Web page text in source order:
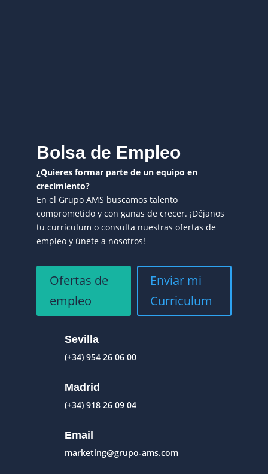
Bolsa de Empleo
¿Quieres formar parte de un equipo en
crecimiento?
En el Grupo AMS buscamos talento
comprometido y con ganas de crecer. ¡Déjanos
tu currículum o consulta nuestras ofertas de
empleo y únete a nosotros!
Ofertas de
empleo
Enviar mi
Curriculum
Sevilla
(+34) 954 26 06 00
Madrid
(+34) 918 26 09 04
Email
marketing@grupo-ams.com